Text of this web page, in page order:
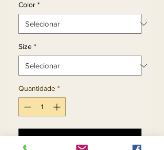
Color *
Size *
Quantidade *
Adicionar ao carrinho